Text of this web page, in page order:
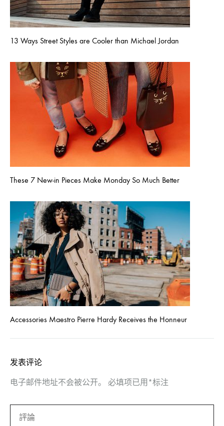
13 Ways Street Styles are Cooler than Michael Jordan
These 7 New-in Pieces Make Monday So Much Better
Accessories Maestro Pierre Hardy Receives the Honneur
发表评论
电子邮件地址不会被公开。 必填项已用 *标注